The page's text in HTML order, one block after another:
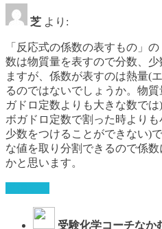
芝 より:
「反応式の係数の表すもの」
数は物質量を表すので分数、
ますが、係数が表すのは熱量(
るのではないでしょうか。物
ガドロ定数よりも大きな数で
ボガドロ定数で割った時より
少数をつけることができない)
な値を取り分割できるので係
かと思います。
受験化学コーチなか